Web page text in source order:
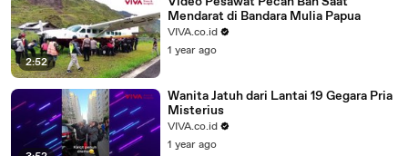
2:52
Mendarat di Bandara Mulia Papua
VIVA.co.id
1 year ago
Wanita Jatuh dari Lantai 19 Gegara Pria
Misterius
VIVA.co.id
1 year ago